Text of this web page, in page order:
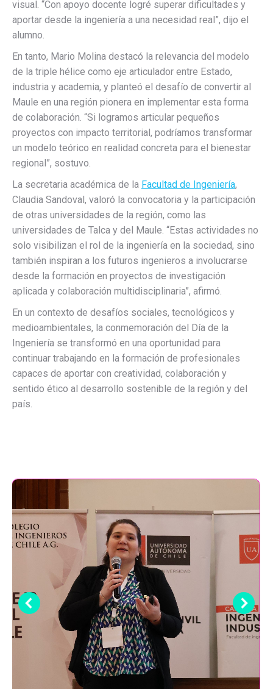
visual. “Con apoyo docente logré superar dificultades y
aportar desde la ingeniería a una necesidad real”, dijo el
alumno.
En tanto, Mario Molina destacó la relevancia del modelo
de la triple hélice como eje articulador entre Estado,
industria y academia, y planteó el desafío de convertir al
Maule en una región pionera en implementar esta forma
de colaboración. “Si logramos articular pequeños
proyectos con impacto territorial, podríamos transformar
un modelo teórico en realidad concreta para el bienestar
regional”, sostuvo.
La secretaria académica de la Facultad de Ingeniería,
Claudia Sandoval, valoró la convocatoria y la participación
de otras universidades de la región, como las
universidades de Talca y del Maule. “Estas actividades no
solo visibilizan el rol de la ingeniería en la sociedad, sino
también inspiran a los futuros ingenieros a involucrarse
desde la formación en proyectos de investigación
aplicada y colaboración multidisciplinaria”, afirmó.
En un contexto de desafíos sociales, tecnológicos y
medioambientales, la conmemoración del Día de la
Ingeniería se transformó en una oportunidad para
continuar trabajando en la formación de profesionales
capaces de aportar con creatividad, colaboración y
sentido ético al desarrollo sostenible de la región y del
país.